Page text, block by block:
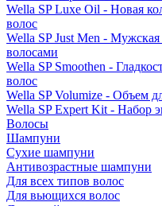
Wella SP Luxe Oil - Новая
волос
Wella SP Just Men - Мужская
волосами
Wella SP Smoothen -
волос
Wella SP Volumize - Объем
Wella SP Expert Kit - Набор
Волосы
Шампуни
Сухие шампуни
Антивозрастные шампуни
Для всех типов волос
Для вьющихся волос